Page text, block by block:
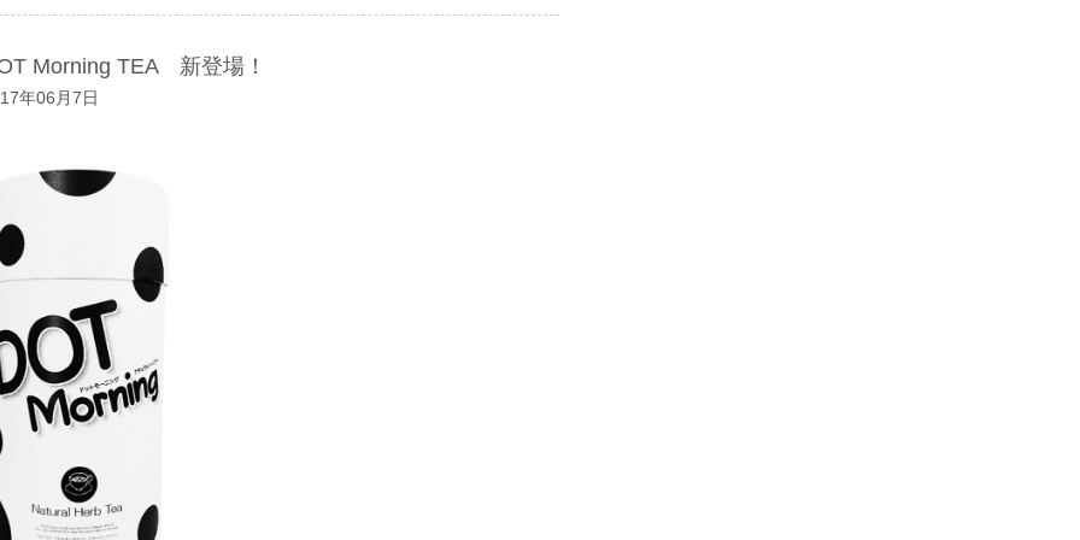
Morning TEA 新登場！
年06月7日